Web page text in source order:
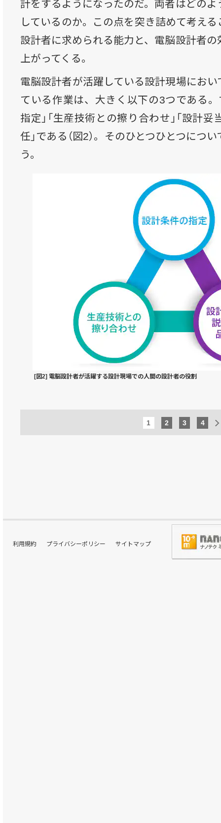
計をするようになったのだ。両者はどの
しているのか。この点を突き詰めて考え
設計者に求められる能力と、電脳設計者
上がってくる。
電脳設計者が活躍している設計現場にお
ている作業は、大きく以下の3つである。
指定」「生産技術との擦り合わせ」「設計
任」である（図2）。そのひとつひとつにつ
う。
[図2] 電脳設計者が活躍する設計現場での人間の設計者の役割
1 2 3 4
利用規約 プライバシーポリシー サイトマップ